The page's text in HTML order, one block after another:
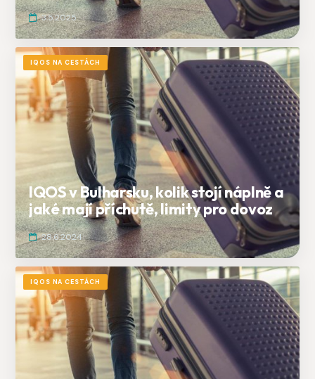
3.5.2025
IQOS NA CESTÁCH
IQOS v Bulharsku, kolik stojí náplně a
jaké mají příchutě, limity pro dovoz
28.6.2024
IQOS NA CESTÁCH